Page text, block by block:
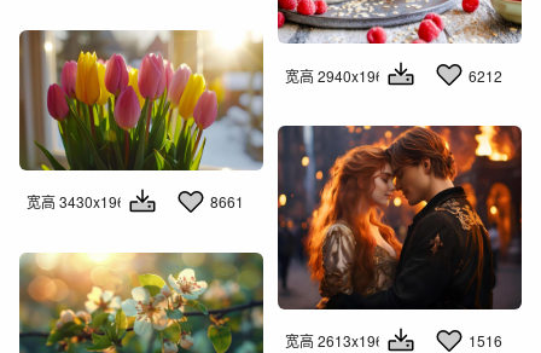
宽高 2940x1960 6212
宽高 3430x1960 8661
宽高 2613x1960 1516